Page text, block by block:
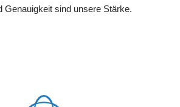
Genauigkeit sind unsere Stärke.